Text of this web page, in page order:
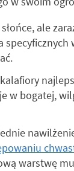
ale
specyficznych
w bogatej,
warstwę